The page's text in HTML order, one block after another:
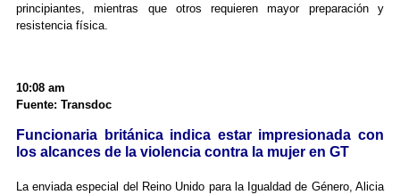
principiantes, mientras que otros requieren mayor preparación y
resistencia física.
10:08 am
Fuente: Transdoc
Funcionaria británica indica estar impresionada con
los alcances de la violencia contra la mujer en GT
La enviada especial del Reino Unido para la Igualdad de Género, Alicia